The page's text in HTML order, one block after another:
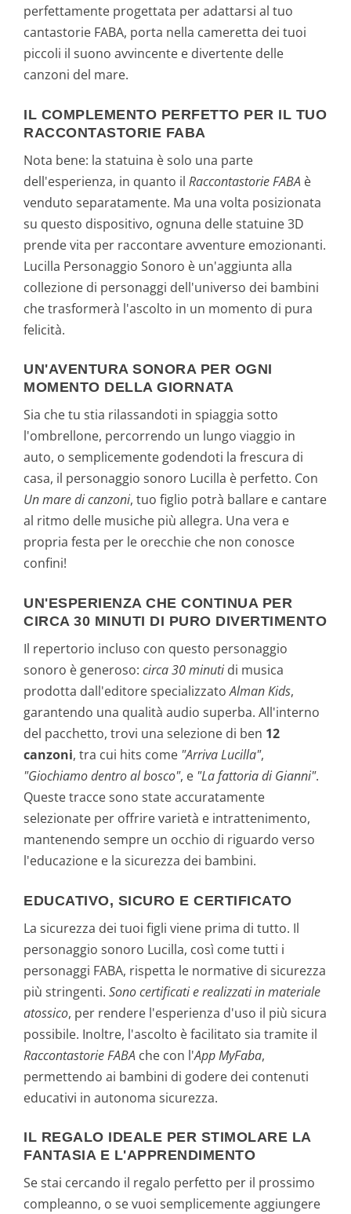
perfettamente progettata per adattarsi al tuo
cantastorie FABA, porta nella cameretta dei tuoi
piccoli il suono avvincente e divertente delle
canzoni del mare.
IL COMPLEMENTO PERFETTO PER IL TUO
RACCONTASTORIE FABA
Nota bene: la statuina è solo una parte
dell'esperienza, in quanto il Raccontastorie FABA è
venduto separatamente. Ma una volta posizionata
su questo dispositivo, ognuna delle statuine 3D
prende vita per raccontare avventure emozionanti.
Lucilla Personaggio Sonoro è un'aggiunta alla
collezione di personaggi dell'universo dei bambini
che trasformerà l'ascolto in un momento di pura
felicità.
UN'AVENTURA SONORA PER OGNI
MOMENTO DELLA GIORNATA
Sia che tu stia rilassandoti in spiaggia sotto
l'ombrellone, percorrendo un lungo viaggio in
auto, o semplicemente godendoti la frescura di
casa, il personaggio sonoro Lucilla è perfetto. Con
Un mare di canzoni, tuo figlio potrà ballare e cantare
al ritmo delle musiche più allegra. Una vera e
propria festa per le orecchie che non conosce
confini!
UN'ESPERIENZA CHE CONTINUA PER
CIRCA 30 MINUTI DI PURO DIVERTIMENTO
Il repertorio incluso con questo personaggio
sonoro è generoso: circa 30 minuti di musica
prodotta dall'editore specializzatoAlman Kids,
garantendo una qualità audio superba. All'interno
del pacchetto, trovi una selezione di ben 12
canzoni, tra cui hits come "Arriva Lucilla",
"Giochiamo dentro al bosco", e "La fattoria di Gianni".
Queste tracce sono state accuratamente
selezionate per offrire varietà e intrattenimento,
mantenendo sempre un occhio di riguardo verso
l'educazione e la sicurezza dei bambini.
EDUCATIVO, SICURO E CERTIFICATO
La sicurezza dei tuoi figli viene prima di tutto. Il
personaggio sonoro Lucilla, così come tutti i
personaggi FABA, rispetta le normative di sicurezza
più stringenti. Sono certificati e realizzati in materiale
atossico, per rendere l'esperienza d'uso il più sicura
possibile. Inoltre, l'ascolto è facilitato sia tramite il
Raccontastorie FABA che con l'App MyFaba,
permettendo ai bambini di godere dei contenuti
educativi in autonoma sicurezza.
IL REGALO IDEALE PER STIMOLARE LA
FANTASIA E L'APPRENDIMENTO
Se stai cercando il regalo perfetto per il prossimo
compleanno, o se vuoi semplicemente aggiungere